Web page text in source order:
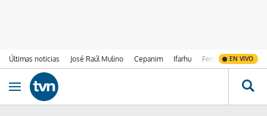
Últimas noticias José Raúl Mulino Cepanim Ifarhu Fenómeno de El
EN VIVO
Ir al contenido
Obrir navegació